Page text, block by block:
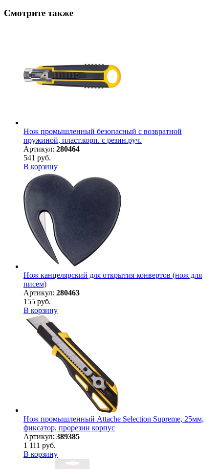
Смотрите также
Нож промышленный безопасный с возвратной
пружиной, пласт.корп. с резин.руч.
Артикул: 280464
541 руб.
В корзину
Нож канцелярский для открытия конвертов (нож для
писем)
Артикул: 280463
155 руб.
В корзину
Нож промышленный Attache Selection Supreme, 25мм,
фиксатор, прорезин корпус
Артикул: 389385
1 111 руб.
В корзину